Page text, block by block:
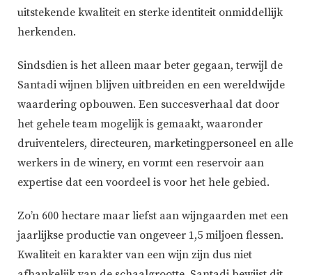
uitstekende kwaliteit en sterke identiteit onmiddellijk
herkenden.
Sindsdien is het alleen maar beter gegaan, terwijl de
Santadi wijnen blijven uitbreiden en een wereldwijde
waardering opbouwen. Een succesverhaal dat door
het gehele team mogelijk is gemaakt, waaronder
druiventelers, directeuren, marketingpersoneel en alle
werkers in de winery, en vormt een reservoir aan
expertise dat een voordeel is voor het hele gebied.
Zo’n 600 hectare maar liefst aan wijngaarden met een
jaarlijkse productie van ongeveer 1,5 miljoen flessen.
Kwaliteit en karakter van een wijn zijn dus niet